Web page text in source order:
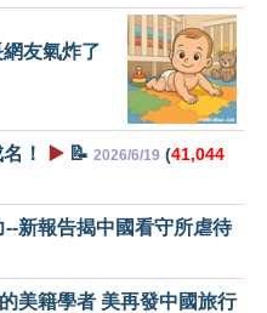
友氣炸了
！ ▶️ 📝 2026/6/19 (41,044
新報告揭中國看守所虐待
美籍學者 美再發中國旅行